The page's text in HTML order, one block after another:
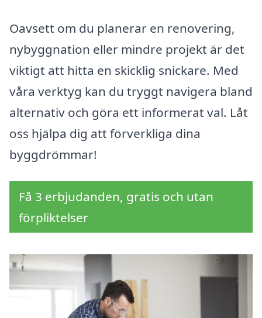
Oavsett om du planerar en renovering,
nybyggnation eller mindre projekt är det
viktigt att hitta en skicklig snickare. Med
våra verktyg kan du tryggt navigera bland
alternativ och göra ett informerat val. Låt
oss hjälpa dig att förverkliga dina
byggdrömmar!
Få 3 erbjudanden, gratis och utan
förpliktelser